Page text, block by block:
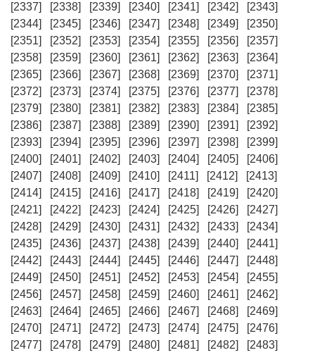
[2337]
[2338] [2339] [2340] [2341] [2342]
[2343]
[2344]
[2345] [2346] [2347] [2348] [2349]
[2350]
[2351]
[2352] [2353] [2354] [2355] [2356]
[2357]
[2358]
[2359] [2360] [2361] [2362] [2363]
[2364]
[2365]
[2366] [2367] [2368] [2369] [2370]
[2371]
[2372]
[2373] [2374] [2375] [2376] [2377]
[2378]
[2379]
[2380] [2381] [2382] [2383] [2384]
[2385]
[2386]
[2387] [2388] [2389] [2390] [2391]
[2392]
[2393]
[2394] [2395] [2396] [2397] [2398]
[2399]
[2400]
[2401] [2402] [2403] [2404] [2405]
[2406]
[2407]
[2408] [2409] [2410] [2411] [2412]
[2413]
[2414]
[2415] [2416] [2417] [2418] [2419]
[2420]
[2421]
[2422] [2423] [2424] [2425] [2426]
[2427]
[2428]
[2429] [2430] [2431] [2432] [2433]
[2434]
[2435]
[2436] [2437] [2438] [2439] [2440]
[2441]
[2442]
[2443] [2444] [2445] [2446] [2447]
[2448]
[2449]
[2450] [2451] [2452] [2453] [2454]
[2455]
[2456]
[2457] [2458] [2459] [2460] [2461]
[2462]
[2463]
[2464] [2465] [2466] [2467] [2468]
[2469]
[2470]
[2471] [2472] [2473] [2474] [2475]
[2476]
[2477]
[2478] [2479] [2480] [2481] [2482]
[2483]